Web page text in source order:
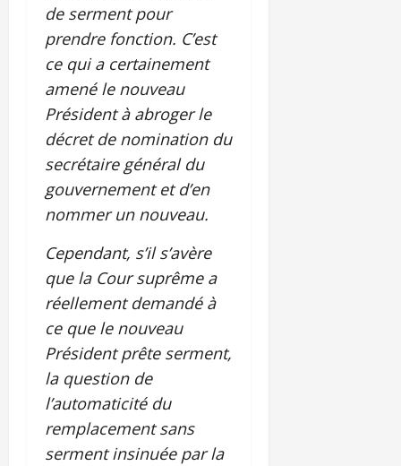
de serment pour
prendre fonction. C’est
ce qui a certainement
amené le nouveau
Président à abroger le
décret de nomination du
secrétaire général du
gouvernement et d’en
nommer un nouveau.
Cependant, s’il s’avère
que la Cour suprême a
réellement demandé à
ce que le nouveau
Président prête serment,
la question de
l’automaticité du
remplacement sans
serment insinuée par la